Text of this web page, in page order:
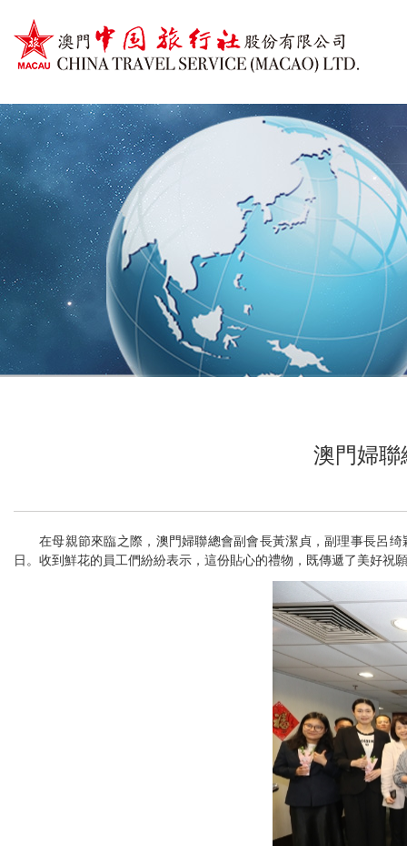
澳門婦聯
在母親節來臨之際，澳門婦聯總會副會長黃潔貞，副理事長呂
日。收到鮮花的員工們紛紛表示，這份貼心的禮物，既傳遞了美好祝